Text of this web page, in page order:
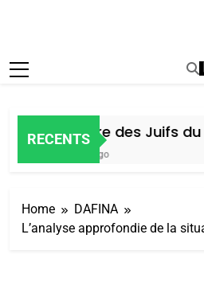
RECENTS
Histoire des Juifs du
Home
DAFINA
L’analyse approfondie de la